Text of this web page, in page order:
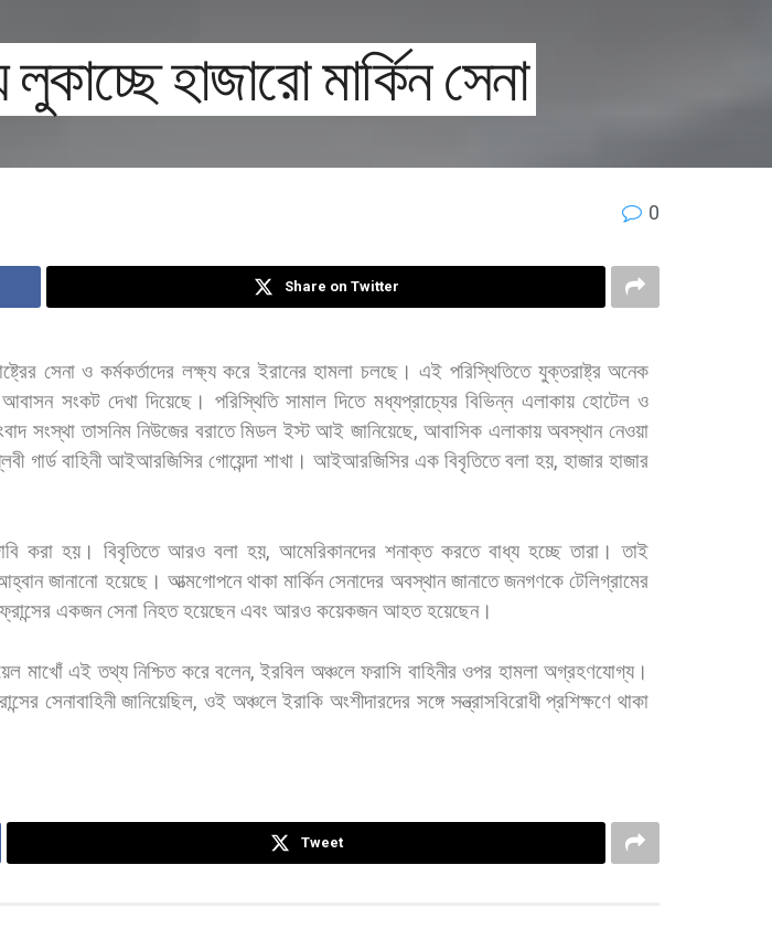
হাজারো মার্কিন সেনা
0
Share on Twitter
সেনা ও কর্মকর্তাদের লক্ষ্য করে ইরানের হামলা চলছে। এই পরিস্থিতিতে যুক্তরাষ্ট্র অনেক
আবাসন সংকট দেখা দিয়েছে। পরিস্থিতি সামাল দিতে মধ্যপ্রাচ্যের বিভিন্ন এলাকায় হোটেল ও
সংস্থা তাসনিম নিউজের বরাতে মিডল ইস্ট আই জানিয়েছে,আবাসিক এলাকায় অবস্থান নেওয়া
গার্ড বাহিনী আইআরজিসির গোয়েন্দা শাখা। আইআরজিসির এক বিবৃতিতে বলা হয়, হাজার হাজার
করা হয়। বিবৃতিতে আরও বলা হয়, আমেরিকানদের শনাক্ত করতে বাধ্য হচ্ছে তারা। তাই
জানানো হয়েছে। আত্মগোপনে থাকা মার্কিন সেনাদের অবস্থান জানাতে জনগণকে টেলিগ্রামের
ফ্রান্সের একজন সেনা নিহত হয়েছেন এবং আরও কয়েকজন আহত হয়েছেন।
মাখোঁ এই তথ্য নিশ্চিত করে বলেন,ইরবিল অঞ্চলে ফরাসি বাহিনীর ওপর হামলা অগ্রহণযোগ্য।
সেনাবাহিনী জানিয়েছিল,ওই অঞ্চলে ইরাকি অংশীদারদের সঙ্গে সন্ত্রাসবিরোধী প্রশিক্ষণে থাকা
Tweet